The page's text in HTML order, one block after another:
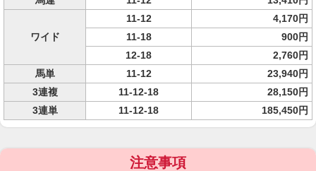
ワイド
11-12
4,170円
11-18
900円
12-18
2,760円
馬単
11-12
23,940円
3連複
11-12-18
28,150円
3連単
11-12-18 185,450円
注意事項